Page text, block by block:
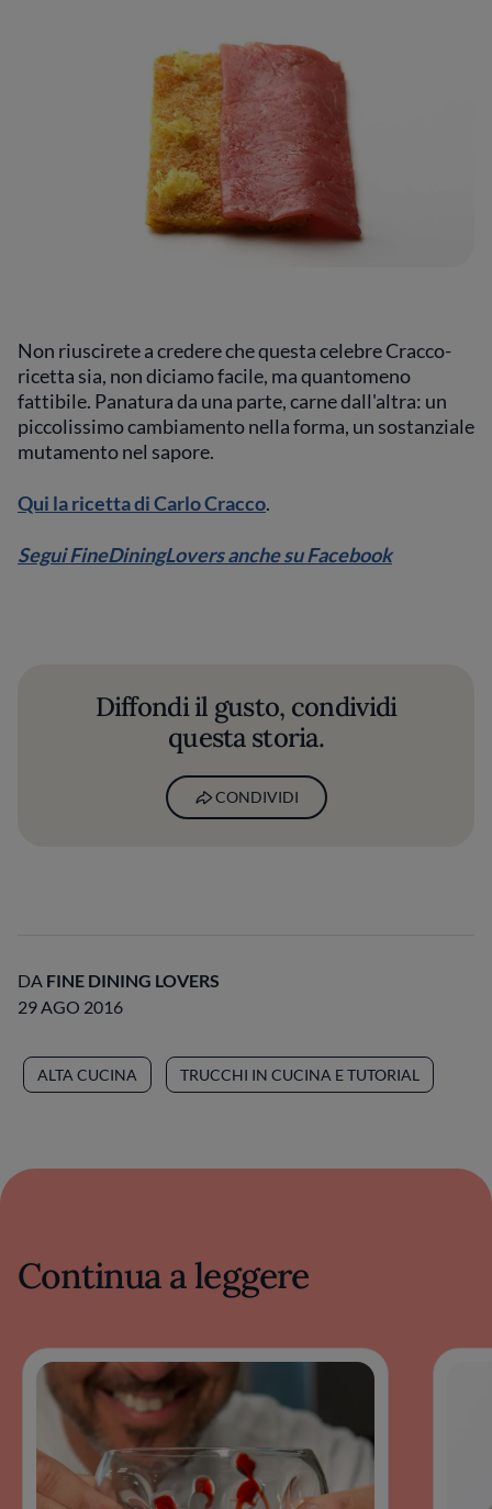
Non riuscirete a credere che questa celebre Cracco-
ricetta sia, non diciamo facile, ma quantomeno
fattibile. Panatura da una parte, carne dall'altra: un
piccolissimo cambiamento nella forma, un sostanziale
mutamento nel sapore.
Qui la ricetta di Carlo Cracco.
Segui FineDiningLovers anche su Facebook
Diffondi il gusto, condividi
questa storia.
CONDIVIDI
DA FINE DINING LOVERS
29 AGO 2016
ALTA CUCINA TRUCCHI IN CUCINA E TUTORIAL
Continua a leggere